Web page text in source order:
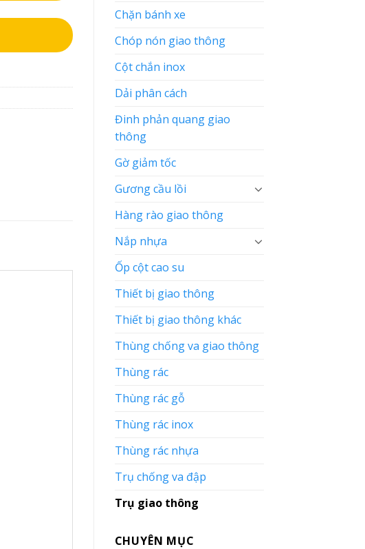
Chặn bánh xe
Chóp nón giao thông
Cột chắn inox
Dải phân cách
Đinh phản quang giao
thông
Gờ giảm tốc
Gương cầu lồi
Hàng rào giao thông
Nắp nhựa
Ốp cột cao su
Thiết bị giao thông
Thiết bị giao thông khác
Thùng chống va giao thông
Thùng rác
Thùng rác gỗ
Thùng rác inox
Thùng rác nhựa
Trụ chống va đập
Trụ giao thông
CHUYÊN MỤC